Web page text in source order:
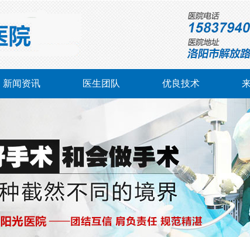
新闻资讯 医生团队 优良技术